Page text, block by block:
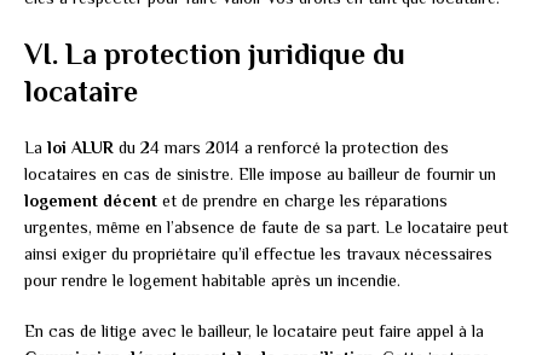
VI. La protection juridique du
locataire
La loi ALUR du 24 mars 2014 a renforcé la protection des
locataires en cas de sinistre. Elle impose au bailleur de fournir un
logement décent et de prendre en charge les réparations
urgentes, même en l’absence de faute de sa part. Le locataire peut
ainsi exiger du propriétaire qu’il effectue les travaux nécessaires
pour rendre le logement habitable après un incendie.
En cas de litige avec le bailleur, le locataire peut faire appel à la